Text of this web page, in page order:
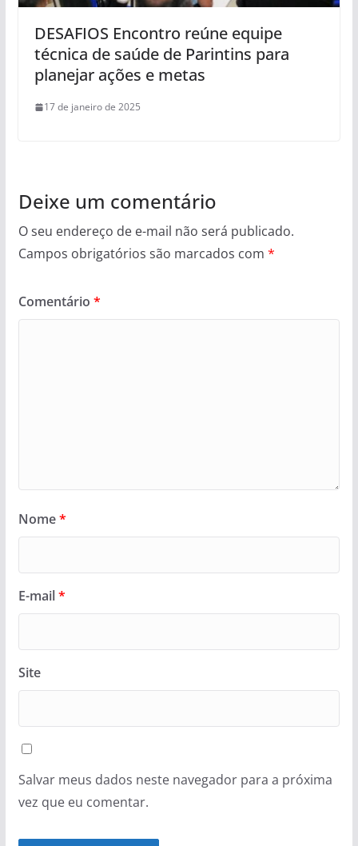
DESAFIOS Encontro reúne equipe
técnica de saúde de Parintins para
planejar ações e metas
17 de janeiro de 2025
Deixe um comentário
O seu endereço de e-mail não será publicado.
Campos obrigatórios são marcados com *
Comentário *
Nome*
E-mail*
Site
Salvar meus dados neste navegador para a próxima
vez que eu comentar.